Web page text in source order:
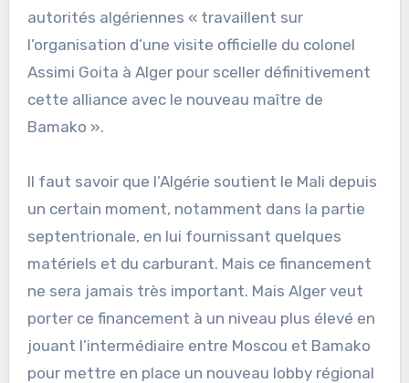
autorités algériennes « travaillent sur
l’organisation d’une visite officielle du colonel
Assimi Goita à Alger pour sceller définitivement
cette alliance avec le nouveau maître de
Bamako ».
Il faut savoir que l’Algérie soutient le Mali depuis
un certain moment, notamment dans la partie
septentrionale, en lui fournissant quelques
matériels et du carburant. Mais ce financement
ne sera jamais très important. Mais Alger veut
porter ce financement à un niveau plus élevé en
jouant l’intermédiaire entre Moscou et Bamako
pour mettre en place un nouveau lobby régional